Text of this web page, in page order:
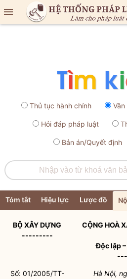

Thủ tục hành chính
Hỏi đáp pháp luật
Bản án/Quyết định
Tóm tắt Hiệu lực Lược đồ
BỘ XÂY DỰNG
---------
CỘNG HOÀ
Độc lập
Số: 01/2005/TT-
Hà Nội,